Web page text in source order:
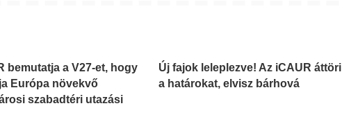
bemutatja a V27-et, hogy
Európa növekvő
szabadtéri utazási
Új fajok leleplezve! Az iCAUR áttöri
a határokat, elvisz bárhová